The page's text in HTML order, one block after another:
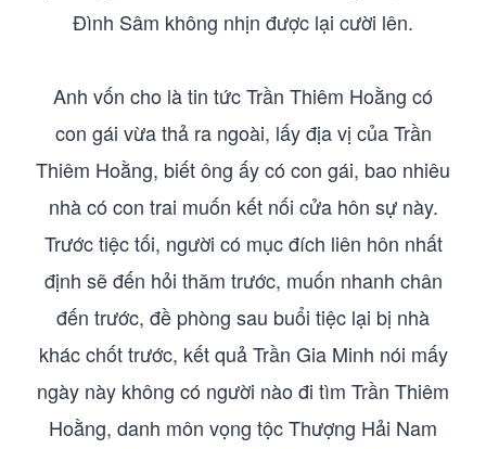
Đình Sâm không nhịn được lại cười lên.
Anh vốn cho là tin tức Trần Thiêm Hoằng có
con gái vừa thả ra ngoài, lấy địa vị của Trần
Thiêm Hoằng, biết ông ấy có con gái, bao nhiêu
nhà có con trai muốn kết nối cửa hôn sự này.
Trước tiệc tối, người có mục đích liên hôn nhất
định sẽ đến hỏi thăm trước, muốn nhanh chân
đến trước, đề phòng sau buổi tiệc lại bị nhà
khác chốt trước, kết quả Trần Gia Minh nói mấy
ngày này không có người nào đi tìm Trần Thiêm
Hoằng, danh môn vọng tộc Thượng Hải Nam